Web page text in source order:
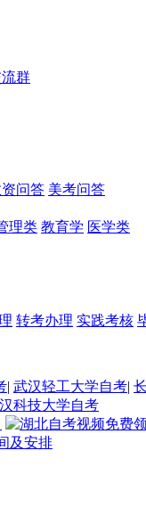
群
问答 美考问答
理类 教育学 医学类
转考办理 实践考核
| 武汉轻工大学自考|
科技大学自考
及安排